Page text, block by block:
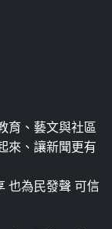
育、藝文與社區
來、讓新聞更有
也為民發聲 可信